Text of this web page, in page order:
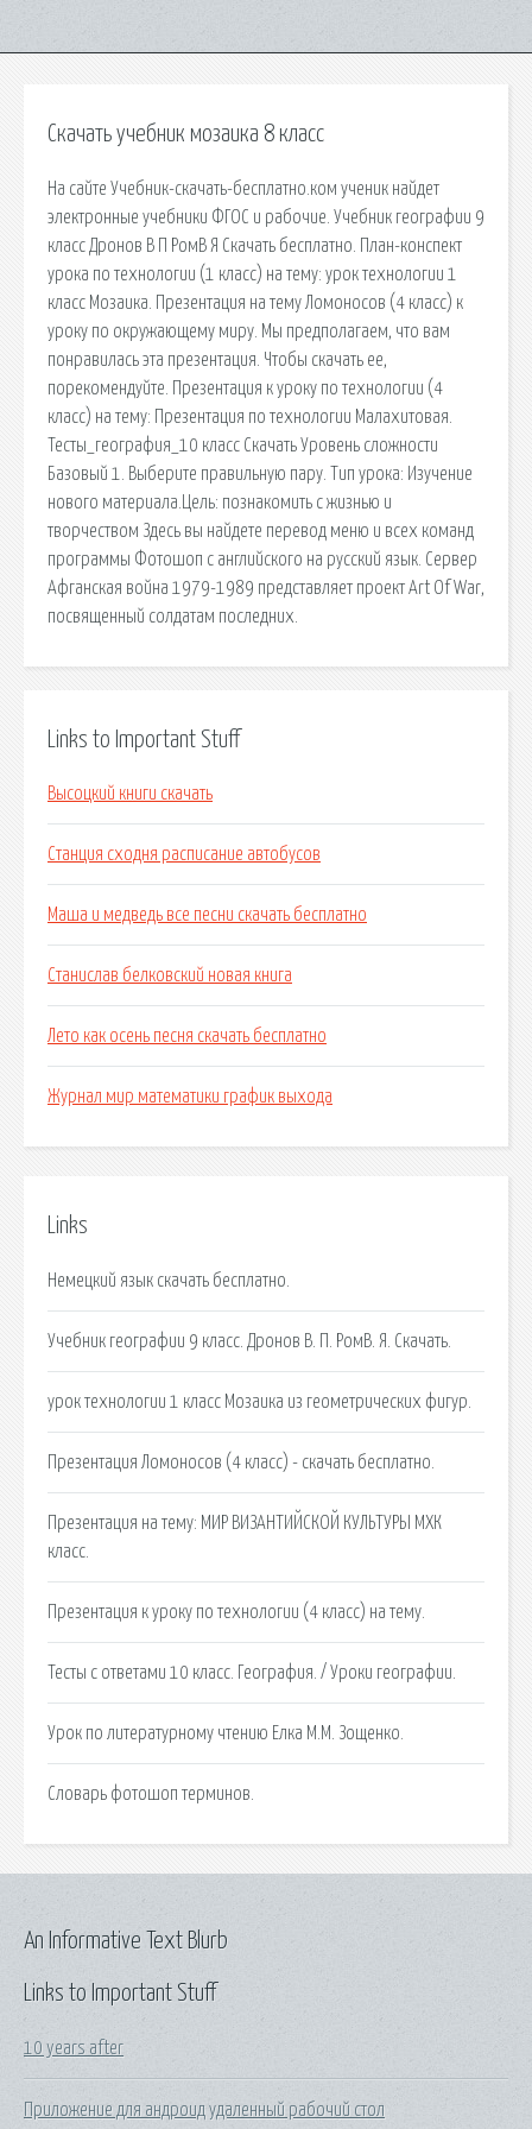
Скачать учебник мозаика 8 класс
На сайте Учебник-скачать-бесплатно.ком ученик найдет
электронные учебники ФГОС и рабочие. Учебник географии 9
класс Дронов В П РомВ Я Скачать бесплатно. План-конспект
урока по технологии (1 класс) на тему: урок технологии 1
класс Мозаика. Презентация на тему Ломоносов (4 класс) к
уроку по окружающему миру. Мы предполагаем, что вам
понравилась эта презентация. Чтобы скачать ее,
порекомендуйте. Презентация к уроку по технологии (4
класс) на тему: Презентация по технологии Малахитовая.
Тесты_география_10 класс Скачать Уровень сложности
Базовый 1. Выберите правильную пару. Тип урока: Изучение
нового материала.Цель: познакомить с жизнью и
творчеством Здесь вы найдете перевод меню и всех команд
программы Фотошоп с английского на русский язык. Сервер
Афганская война 1979-1989 представляет проект Art Of War,
посвященный солдатам последних.
Links to Important Stuff
Высоцкий книги скачать
Станция сходня расписание автобусов
Маша и медведь все песни скачать бесплатно
Станислав белковский новая книга
Лето как осень песня скачать бесплатно
Журнал мир математики график выхода
Links
Немецкий язык скачать бесплатно.
Учебник географии 9 класс. Дронов В. П. РомВ. Я. Скачать.
урок технологии 1 класс Мозаика из геометрических фигур.
Презентация Ломоносов (4 класс) - скачать бесплатно.
Презентация на тему: МИР ВИЗАНТИЙСКОЙ КУЛЬТУРЫ МХК
класс.
Презентация к уроку по технологии (4 класс) на тему.
Тесты с ответами 10 класс. География. / Уроки географии.
Урок по литературному чтению Елка М.М. Зощенко.
Словарь фотошоп терминов.
Links to Important Stuff
10 years after
Приложение для андроид удаленный рабочий стол
An Informative Text Blurb